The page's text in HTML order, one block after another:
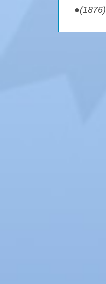
●(1876)